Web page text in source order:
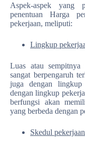
Aspek-aspek yang
penentuan Harga
pekerjaan, meliputi:
Lingkup
Luas atau
sangat berpengaruh
juga dengan lingkup
dengan lingkup
berfungsi akan
yang berbeda dengan
Skedul